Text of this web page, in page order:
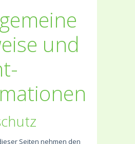
und
Seiten nehmen den